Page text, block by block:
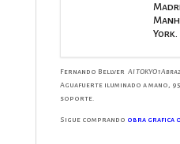
York.
Fernando Bellver AI TOKYO 1
Aguafuerte iluminado a mano,
soporte.
Sigue comprando obra grafica